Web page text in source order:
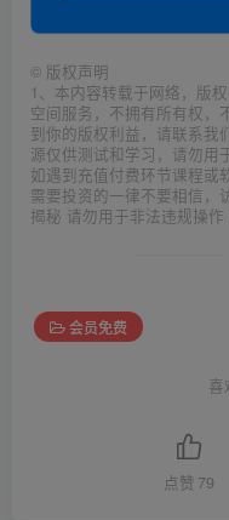
© 版权声明
1、本内容转载于网络，版
空间服务，不拥有所有权，
到你的版权利益，请联系我
源仅供测试和学习，请勿用
如遇到充值付费环节课程或
需要投资的一律不要相信，
揭秘 请勿用于非法违规操
会员免费
喜
点赞 79